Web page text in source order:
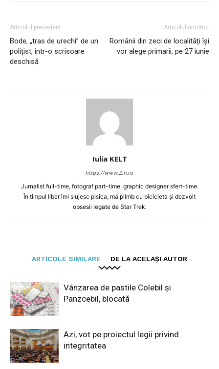
Articolul precedent
Bode, „tras de urechi” de un
polițist, într-o scrisoare
deschisă
Articolul următor
Românii din zeci de localități își
vor alege primarii, pe 27 iunie
Iulia KELT
https://www.Zin.ro
Jurnalist full-time, fotograf part-time, graphic designer sfert-time.
În timpul liber îmi slujesc pisica, mă plimb cu bicicleta și dezvolt
obsesii legate de Star Trek.
ARTICOLE SIMILARE DE LA ACELAȘI AUTOR
Vânzarea de pastile Colebil și
Panzcebil, blocată
Azi, vot pe proiectul legii privind
integritatea